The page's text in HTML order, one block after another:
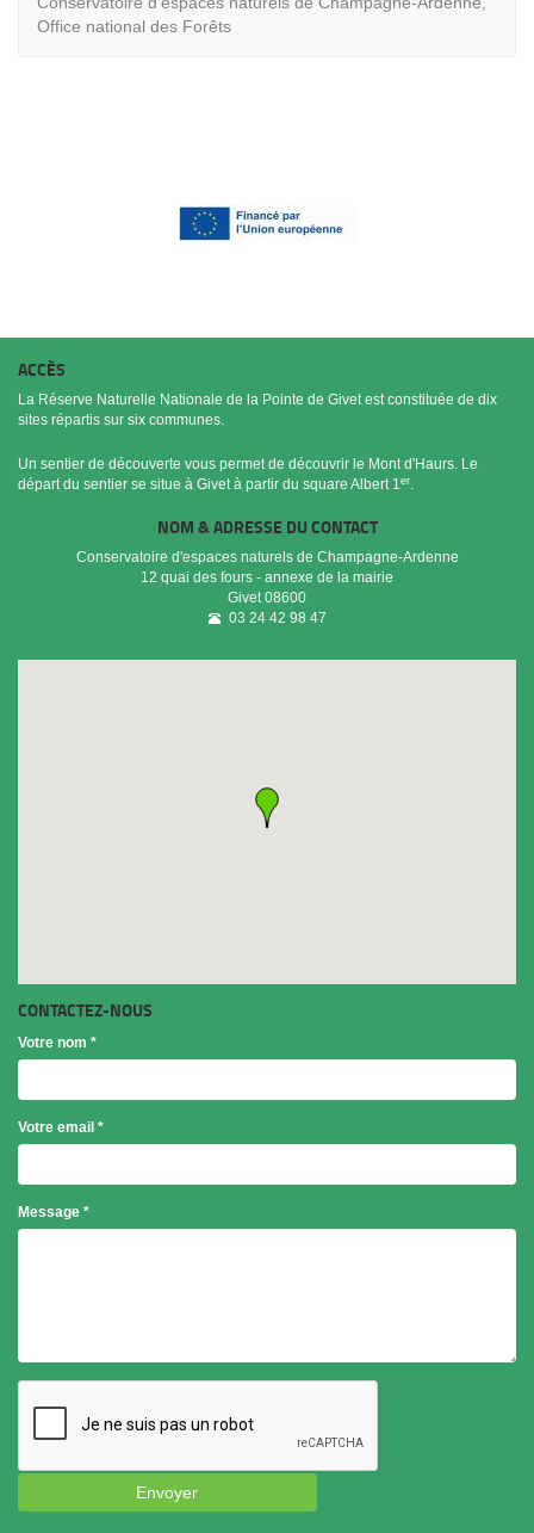
Office national des Forêts
ACCÈS
La Réserve Naturelle Nationale de la Pointe de Givet est constituée de dix
sites répartis sur six communes.
Un sentier de découverte vous permet de découvrir le Mont d'Haurs. Le
départ du sentier se situe à Givet à partir du square Albert 1er.
NOM & ADRESSE DU CONTACT
Conservatoire d'espaces naturels de Champagne-Ardenne
12 quai des fours - annexe de la mairie
Givet 08600
03 24 42 98 47
CONTACTEZ-NOUS
Votre nom *
Votre email *
Objet
*
Message *
Envoyer